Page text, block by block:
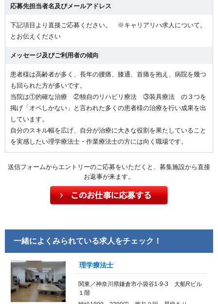
応募先担当者名及びメールアドレス
下記項目より直接ご応募ください。 ※キャリアリハ求人について。
とお伝えください
メッセージ及びご利用者の傾向
患者様は高齢者が多く、長年の腰痛、膝通、首痛を抱え、病院を幾つ
も回られた方が多いです。
当院は①的確な治療 ②独自のリハビリ療法 ③装具療法 の３つを
掲げ「オペしかない」と言われた多くの患者様の治療を行い成果を出
しています。
自分のスキル幅を広げ、自分が治療に大きな役割を果たしていること
を実感したい理学療法士・作業療法士の方には向く職場です。
送信フォームからエントリーのご応募をいただくと、募集施設から直接
お返事が来ます。
一緒によくみられている求人をチェック！
理学療法士
関東／神奈川県鎌倉市小袋谷1-9-3 大船Rビル
１階